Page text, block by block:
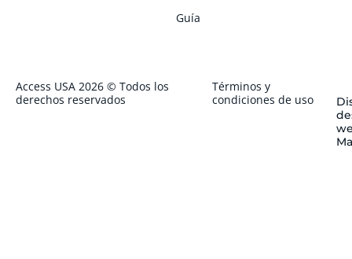
Guía
Access USA 2026 © Todos los
derechos reservados
Términos y
condiciones de uso